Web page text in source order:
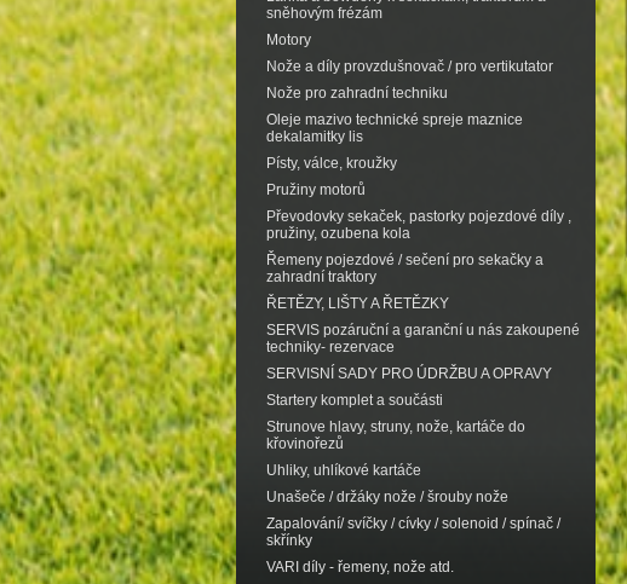
sněhovým frézám
Motory
Nože a díly provzdušnovač / pro vertikutator
Nože pro zahradní techniku
Oleje mazivo technické spreje maznice
dekalamitky lis
Písty, válce, kroužky
Pružiny motorů
Převodovky sekaček, pastorky pojezdové díly ,
pružiny, ozubena kola
Řemeny pojezdové / sečení pro sekačky a
zahradní traktory
ŘETĚZY, LIŠTY A ŘETĚZKY
SERVIS pozáruční a garanční u nás zakoupené
techniky- rezervace
SERVISNÍ SADY PRO ÚDRŽBU A OPRAVY
Startery komplet a součásti
Strunove hlavy, struny, nože, kartáče do
křovinořezů
Uhliky, uhlíkové kartáče
Unašeče / držáky nože / šrouby nože
Zapalování/ svíčky / cívky / solenoid / spínač /
skřínky
VARI díly - řemeny, nože atd.